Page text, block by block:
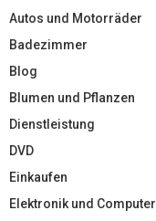
Autos und Motorräder
Badezimmer
Blog
Blumen und Pflanzen
Dienstleistung
DVD
Einkaufen
Elektronik und Computer